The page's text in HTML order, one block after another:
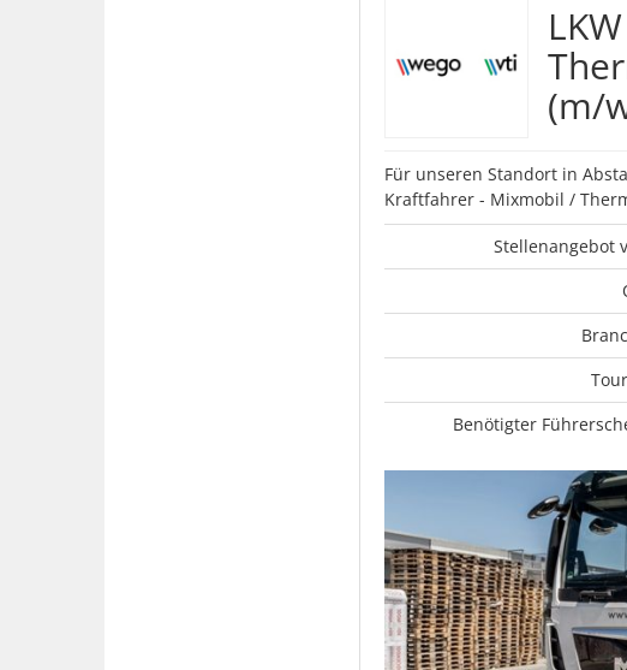
(m/
Für unseren Standort in
Kraftfahrer - Mixmobil /
Stellenangebot
Benötigter